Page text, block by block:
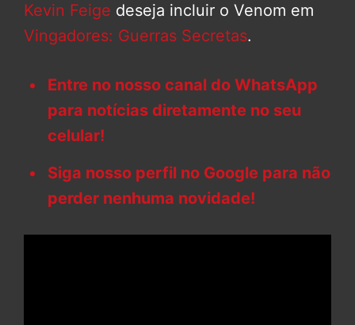
Kevin Feige deseja incluir o Venom em
Vingadores: Guerras Secretas.
Entre no nosso canal do WhatsApp
para notícias diretamente no seu
celular!
Siga nosso perfil no Google para não
perder nenhuma novidade!